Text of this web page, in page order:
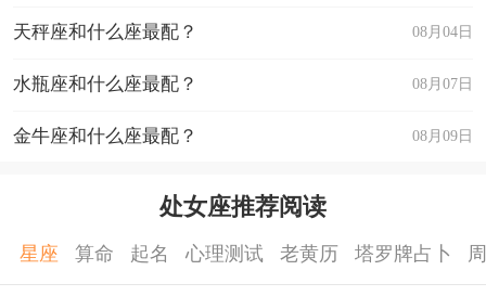
08月04日
天秤座和什么座最配？
08月07日
水瓶座和什么座最配？
08月09日
金牛座和什么座最配？
处女座推荐阅读
星座 算命 起名 心理测试 老黄历 塔罗牌占卜